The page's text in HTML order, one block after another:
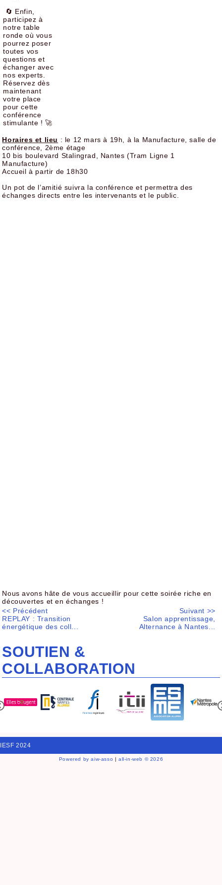
🔄 Enfin,
participez à
notre table
ronde où vous
pourrez poser
toutes vos
questions et
échanger avec
nos experts.
Réservez dès
maintenant
votre place
pour cette
conférence
stimulante ! 🚀
Horaires et lieu : le 12 mars à 19h, à la Manufacture, salle de
conférence, 2ème étage
10 bis boulevard Stalingrad, Nantes (Tram Ligne 1
Manufacture)
Accueil à partir de 18h30
Un pot de l’amitié suivra la conférence et permettra des
échanges directs entre les intervenants et le public.
Nous avons hâte de vous accueillir pour cette soirée riche en
découvertes et en échanges !
<< Précédent
REPLAY : Transition
énergétique des coll...
Suivant >>
Salon apprentissage,
Alternance à Nantes...
SOUTIEN &
COLLABORATION
IESF 2024
Powered by aiw-asso | all-in-web © 2026